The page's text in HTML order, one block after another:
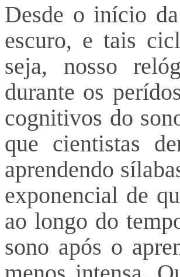
Desde o início
escuro, e tais
seja, nosso
durante os
cognitivos do
que cientistas
aprendendo
exponencial de
ao longo do
sono após o